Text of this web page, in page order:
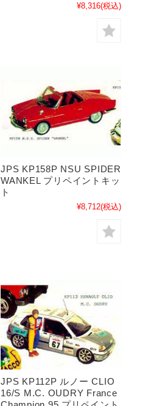
¥8,316(税込)
JPS KP158P NSU SPIDER
WANKEL プリペイントキッ
ト
¥8,712(税込)
JPS KP112P ルノー CLIO
16/S M.C. OUDRY France